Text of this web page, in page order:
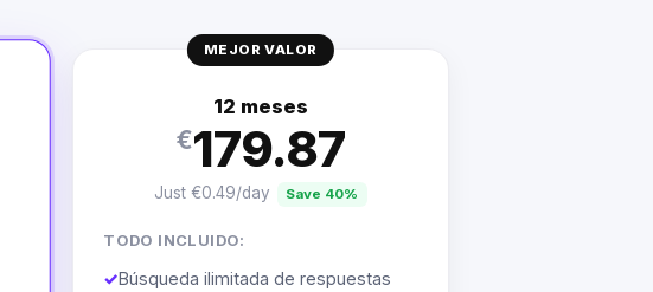
MEJOR VALOR
12 meses
€179.87
Just €0.49/day Save 40%
TODO INCLUIDO:
✓Búsqueda ilimitada de respuestas